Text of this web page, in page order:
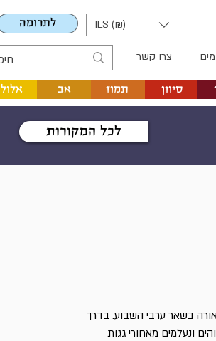
לתרומה ILS (₪)
צרו קשר
אלול תמוז אב סיוון
לכל המקורות
בשאר ערבי השבוע. בדרך
ונעלמים מאחורי גגות